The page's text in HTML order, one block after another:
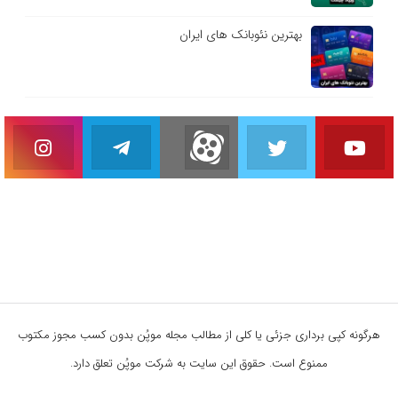
بهترین نئوبانک های ایران
هرگونه کپی برداری جزئی یا کلی از مطالب مجله موپُن بدون کسب مجوز مکتوب
ممنوع است. حقوق این سایت به شرکت موپُن تعلق دارد.